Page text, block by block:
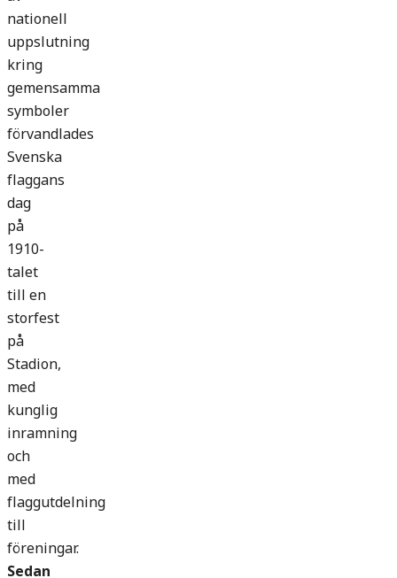
nationell
uppslutning
kring
gemensamma
symboler
förvandlades
Svenska
flaggans
dag
på
1910-
talet
till en
storfest
på
Stadion,
med
kunglig
inramning
och
med
flaggutdelning
till
föreningar.
Sedan